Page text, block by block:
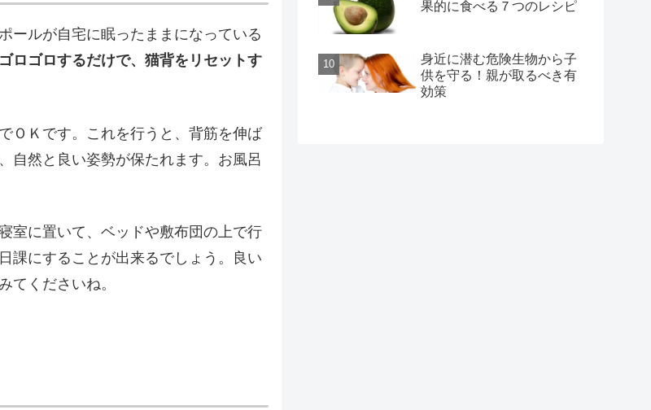
ールが自宅に眠ったままになっている
ロゴロするだけで、猫背をリセットす
ＯＫです。これを行うと、背筋を伸ば
自然と良い姿勢が保たれます。お風呂
室に置いて、ベッドや敷布団の上で行
課にすることが出来るでしょう。良い
てくださいね。
果的に食べる７つのレシピ
身近に潜む危険生物から子
供を守る！親が取るべき有
効策